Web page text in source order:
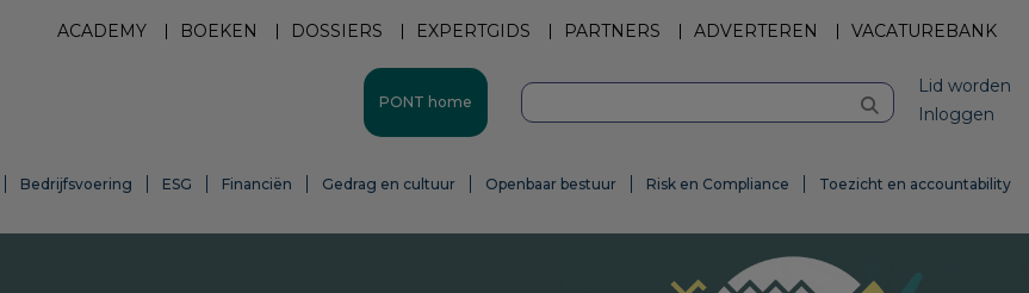
ACADEMY BOEKEN DOSSIERS EXPERTGIDS PARTNERS ADVERTEREN VACATUREBANK
PONT home
Lid worden
Inloggen
Bedrijfsvoering ESG Financiën Gedrag en cultuur Openbaar bestuur Risk en Compliance Toezicht en accountability